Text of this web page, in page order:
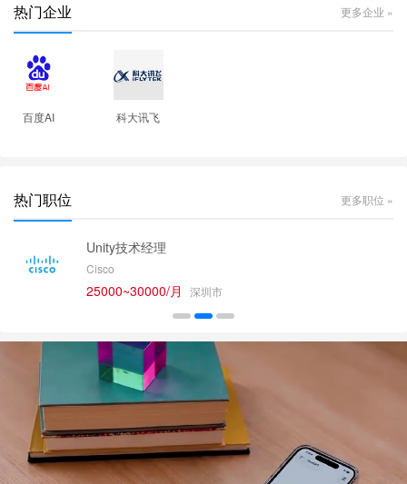
热门企业 更多企业 »
百度AI 科大讯飞
热门职位 更多职位 »
Unity技术经理
Cisco
25000~30000/月 深圳市